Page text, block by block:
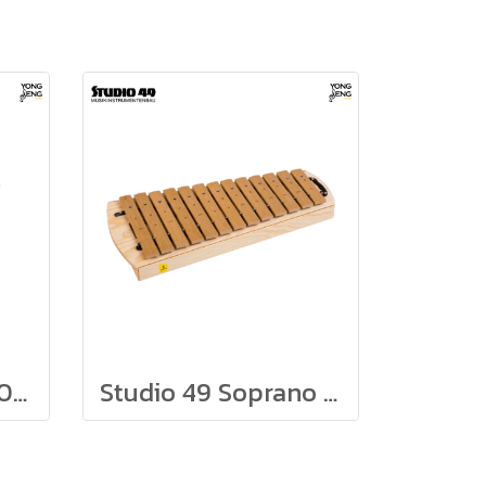
Studio 49 BX-1600 Bass Xylophone Studio 49 Soprano Xylophone Grillodur SXG1000